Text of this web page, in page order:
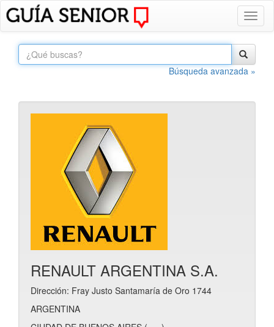
Búsqueda avanzada »
RENAULT ARGENTINA S.A.
Dirección: Fray Justo Santamaría de Oro 1744
ARGENTINA